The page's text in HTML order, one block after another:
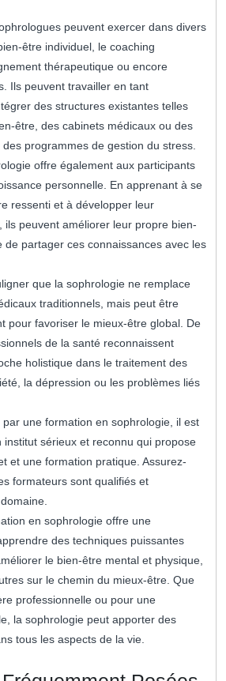
peuvent exercer dans divers
être individuel, le coaching
thérapeutique ou encore
Ils peuvent travailler en tant
des structures existantes telles
être, des cabinets médicaux ou des
programmes de gestion du stress.
offre également aux participants
personnelle. En apprenant à se
ressenti et à développer leur
ils peuvent améliorer leur propre bien-
de partager ces connaissances avec les
que la sophrologie ne remplace
traditionnels, mais peut être
pour favoriser le mieux-être global. De
de la santé reconnaissent
holistique dans le traitement des
la dépression ou les problèmes liés
une formation en sophrologie, il est
institut sérieux et reconnu qui propose
et une formation pratique. Assurez-
formateurs sont qualifiés et
en sophrologie offre une
des techniques puissantes
le bien-être mental et physique,
sur le chemin du mieux-être. Que
professionnelle ou pour une
la sophrologie peut apporter des
tous les aspects de la vie.